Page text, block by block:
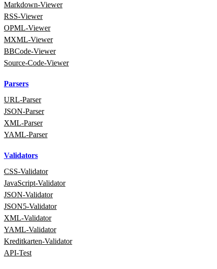
Markdown‑Viewer
RSS‑Viewer
OPML‑Viewer
MXML‑Viewer
BBCode‑Viewer
Source‑Code‑Viewer
Parsers
URL‑Parser
JSON‑Parser
XML‑Parser
YAML‑Parser
Validators
CSS‑Validator
JavaScript‑Validator
JSON‑Validator
JSON5‑Validator
XML‑Validator
YAML‑Validator
Kreditkarten‑Validator
API‑Test